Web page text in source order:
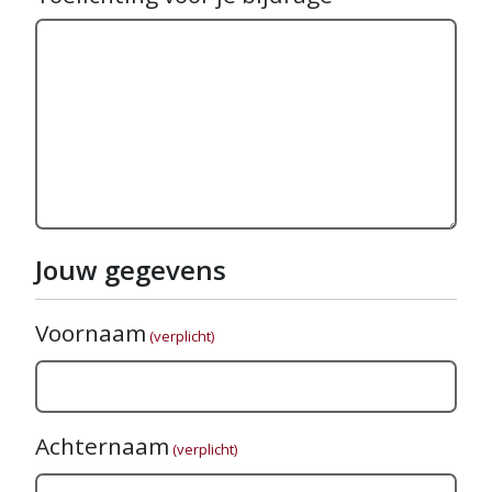
Jouw gegevens
Voornaam (verplicht)
Achternaam (verplicht)